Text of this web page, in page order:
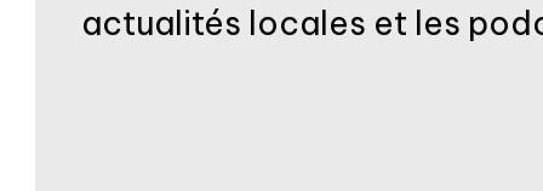
actualités locales et les